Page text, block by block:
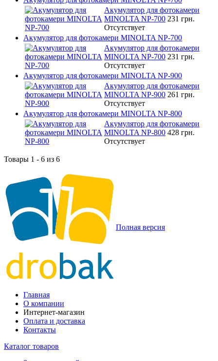
Акумулятор для фотокамери
MINOLTA NP-700 231 грн.
Отсутствует
Акумулятор для фотокамери MINOLTA NP-700
Акумулятор для фотокамери
MINOLTA NP-700 231 грн.
Отсутствует
Акумулятор для фотокамери MINOLTA NP-900
Акумулятор для фотокамери
MINOLTA NP-900 261 грн.
Отсутствует
Акумулятор для фотокамери MINOLTA NP-800
Акумулятор для фотокамери
MINOLTA NP-800 428 грн.
Отсутствует
Товары 1 - 6 из 6
Полная версия
Главная
О компании
Интернет-магазин
Оплата и доставка
Контакты
Каталог товаров